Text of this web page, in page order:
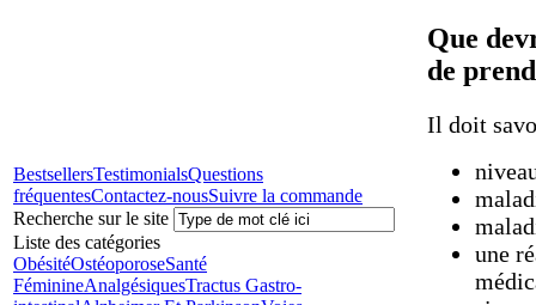
BestsellersTestimonialsQuestions
fréquentesContactez-nousSuivre la commande
Recherche sur le site
Liste des catégories
ObésitéOstéoporoseSanté
FéminineAnalgésiquesTractus Gastro-
Que
de
Il doit
une